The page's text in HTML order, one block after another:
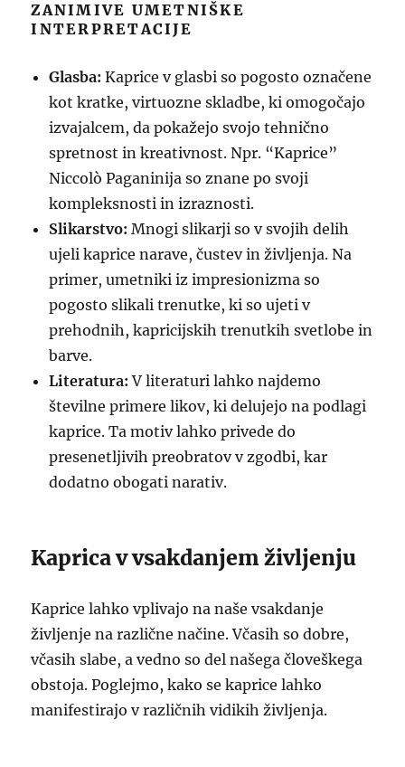
ZANIMIVE UMETNIŠKE
INTERPRETACIJE
Glasba: Kaprice v glasbi so pogosto označene
kot kratke, virtuozne skladbe, ki omogočajo
izvajalcem, da pokažejo svojo tehnično
spretnost in kreativnost. Npr. “Kaprice”
Niccolò Paganinija so znane po svoji
kompleksnosti in izraznosti.
Slikarstvo: Mnogi slikarji so v svojih delih
ujeli kaprice narave, čustev in življenja. Na
primer, umetniki iz impresionizma so
pogosto slikali trenutke, ki so ujeti v
prehodnih, kapricijskih trenutkih svetlobe in
barve.
Literatura: V literaturi lahko najdemo
številne primere likov, ki delujejo na podlagi
kaprice. Ta motiv lahko privede do
presenetljivih preobratov v zgodbi, kar
dodatno obogati narativ.
Kaprica v vsakdanjem življenju
Kaprice lahko vplivajo na naše vsakdanje
življenje na različne načine. Včasih so dobre,
včasih slabe, a vedno so del našega človeškega
obstoja. Poglejmo, kako se kaprice lahko
manifestirajo v različnih vidikih življenja.